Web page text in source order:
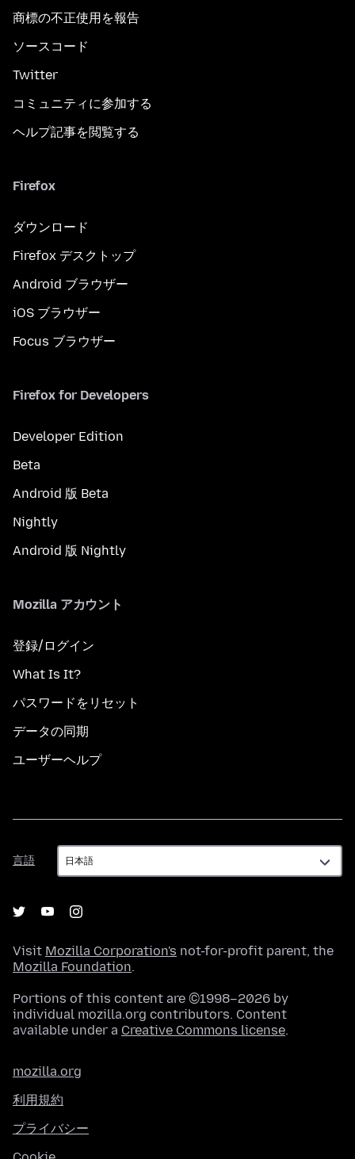
商標の不正使用を報告
ソースコード
Twitter
コミュニティに参加する
ヘルプ記事を閲覧する
Firefox
ダウンロード
Firefox デスクトップ
Android ブラウザー
iOS ブラウザー
Focus ブラウザー
Firefox for Developers
Developer Edition
Beta
Android 版 Beta
Nightly
Android 版 Nightly
Mozilla アカウント
登録/ログイン
What Is It?
パスワードをリセット
データの同期
ユーザーヘルプ
言語
言
語
Visit Mozilla Corporation's not-for-profit parent, the
Mozilla Foundation.
Portions of this content are ©1998–2026 by
individual mozilla.org contributors. Content
available under a Creative Commons license.
mozilla.org
利用規約
プライバシー